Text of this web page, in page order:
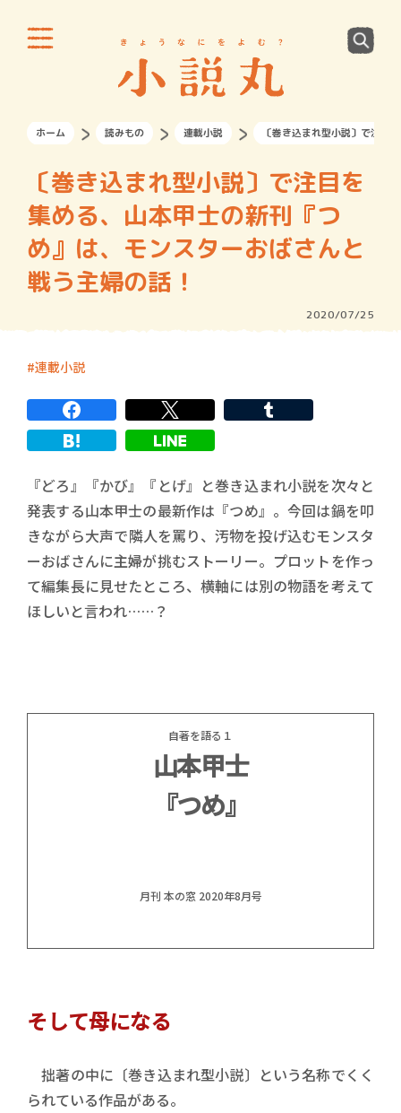
ホーム 読みもの 連載小説 〔巻き込まれ型小説〕で注目
〔巻き込まれ型小説〕で注目を
集める、山本甲士の新刊『つ
め』は、モンスターおばさんと
戦う主婦の話！
2020/07/25
連載小説
『どろ』『かび』『とげ』と巻き込まれ小説を次々と
発表する山本甲士の最新作は『つめ』。今回は鍋を叩
きながら大声で隣人を罵り、汚物を投げ込むモンスタ
ーおばさんに主婦が挑むストーリー。プロットを作っ
て編集長に見せたところ、横軸には別の物語を考えて
ほしいと言われ……？
自著を語る１
山本甲士
『つめ』
月刊 本の窓 2020年8月号
そして母になる
拙著の中に〔巻き込まれ型小説〕という名称でくく
られている作品がある。